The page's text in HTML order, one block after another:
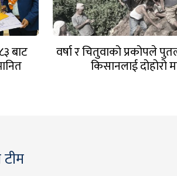
बाट वर्षा र चितुवाको प्रकोपले
किसानलाई दोहोरो